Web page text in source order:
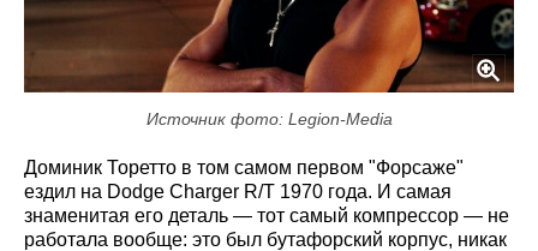
Источник фото: Legion-Media
Доминик Торетто в том самом первом "Форсаже"
ездил на Dodge Charger R/T 1970 года. И самая
знаменитая его деталь — тот самый компрессор — не
работала вообще: это был бутафорский корпус, никак